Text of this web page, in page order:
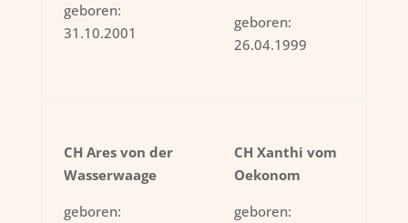
geboren:
31.10.2001
geboren:
26.04.1999
CH Ares von der
Wasserwaage
geboren:
CH Xanthi vom
Oekonom
geboren: